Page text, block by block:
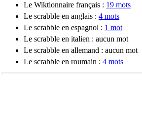
Le Wiktionnaire français : 19 mots
Le scrabble en anglais : 4 mots
Le scrabble en espagnol : 1 mot
Le scrabble en italien : aucun mot
Le scrabble en allemand : aucun mot
Le scrabble en roumain : 4 mots